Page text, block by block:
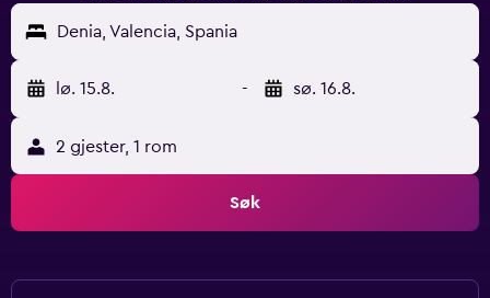
Denia, Valencia, Spania
lø. 15.8. - sø. 16.8.
2 gjester, 1 rom
Søk